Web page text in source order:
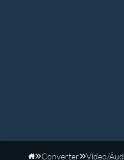
Converter Vídeo/